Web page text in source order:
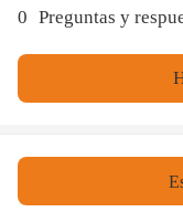
* La instalación
* Para cualquier
0 Preguntas y